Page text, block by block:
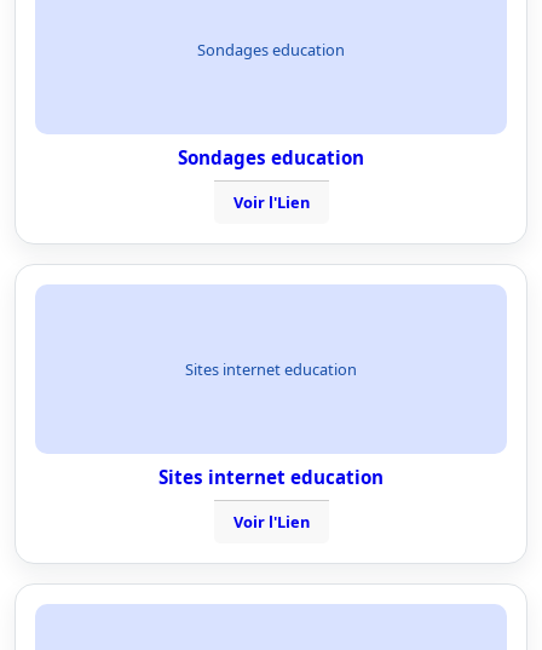
Sondages education
Sondages education
Voir l'Lien
Sites internet education
Sites internet education
Voir l'Lien